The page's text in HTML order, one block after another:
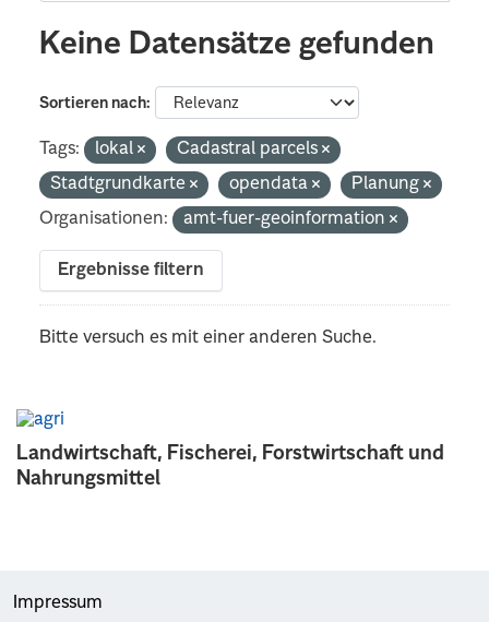
Landwirtschaft, Fischerei, Forstwirtschaft und
Nahrungsmittel
Keine Datensätze gefunden
Sortieren nach
Tags: lokal
Cadastral parcels
Stadtgrundkarte
opendata
Planung
Organisationen:
amt-fuer-geoinformation
Ergebnisse filtern
Bitte versuch es mit einer anderen Suche.
Impressum